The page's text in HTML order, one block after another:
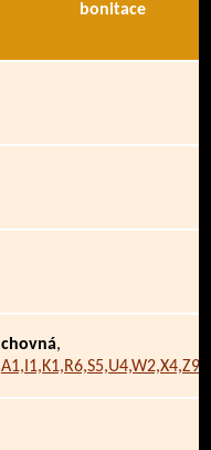
bonitace
chovná,
A1,I1,K1,R6,S5,U4,W2,X4,Z9/